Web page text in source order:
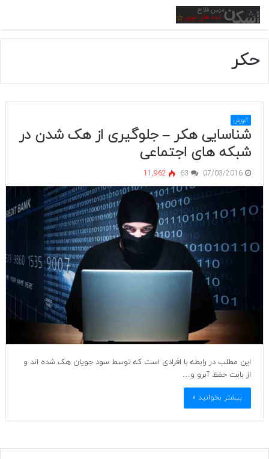
منو
حکر
آموزش
شناسایی هکر – جلوگیری از هک شدن در
شبکه های اجتماعی
07/03/2016
63
11,962
این مطلب در رابطه با افرادی است که توسط سود جویان هک شده اند و
از بابت حفظ آبرو و…
بیشتر بخوانید »